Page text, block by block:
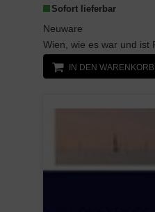
Sofort lieferbar
Neuware
IN DEN WARENKORB